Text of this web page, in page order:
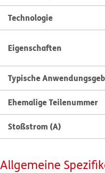
Technologie
Eigenschaften
Typische
Ehemalige Teilenummer
Stoßstrom (A)
Allgemeine